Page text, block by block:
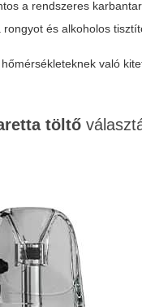
a rendszeres
és alkoholos
való
töltő